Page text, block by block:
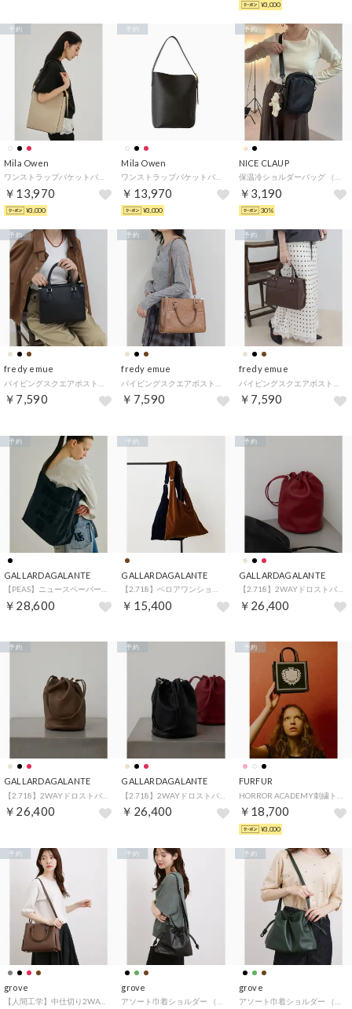
¥3,000
Mila Owen
￥13,970
予約
¥3,000
Mila Owen
￥13,970
予約
¥3,000
NICE CLAUP
￥3,190
予約
30%
fredy emue
￥7,590
予約
fredy emue
￥7,590
予約
fredy emue
￥7,590
予約
GALLARDAGALANTE
￥28,600
予約
GALLARDAGALANTE
￥15,400
予約
GALLARDAGALANTE
【2.718】2WAYドロストバッグ （red）
￥26,400
予約
GALLARDAGALANTE
￥26,400
予約
GALLARDAGALANTE
￥26,400
予約
FURFUR
￥18,700
予約
¥3,000
grove
予約
grove
予約
grove
予約